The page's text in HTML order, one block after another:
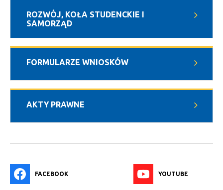
ROZWÓJ, KOŁA STUDENCKIE I
SAMORZĄD
FORMULARZE WNIOSKÓW
AKTY PRAWNE
FACEBOOK YOUTUBE